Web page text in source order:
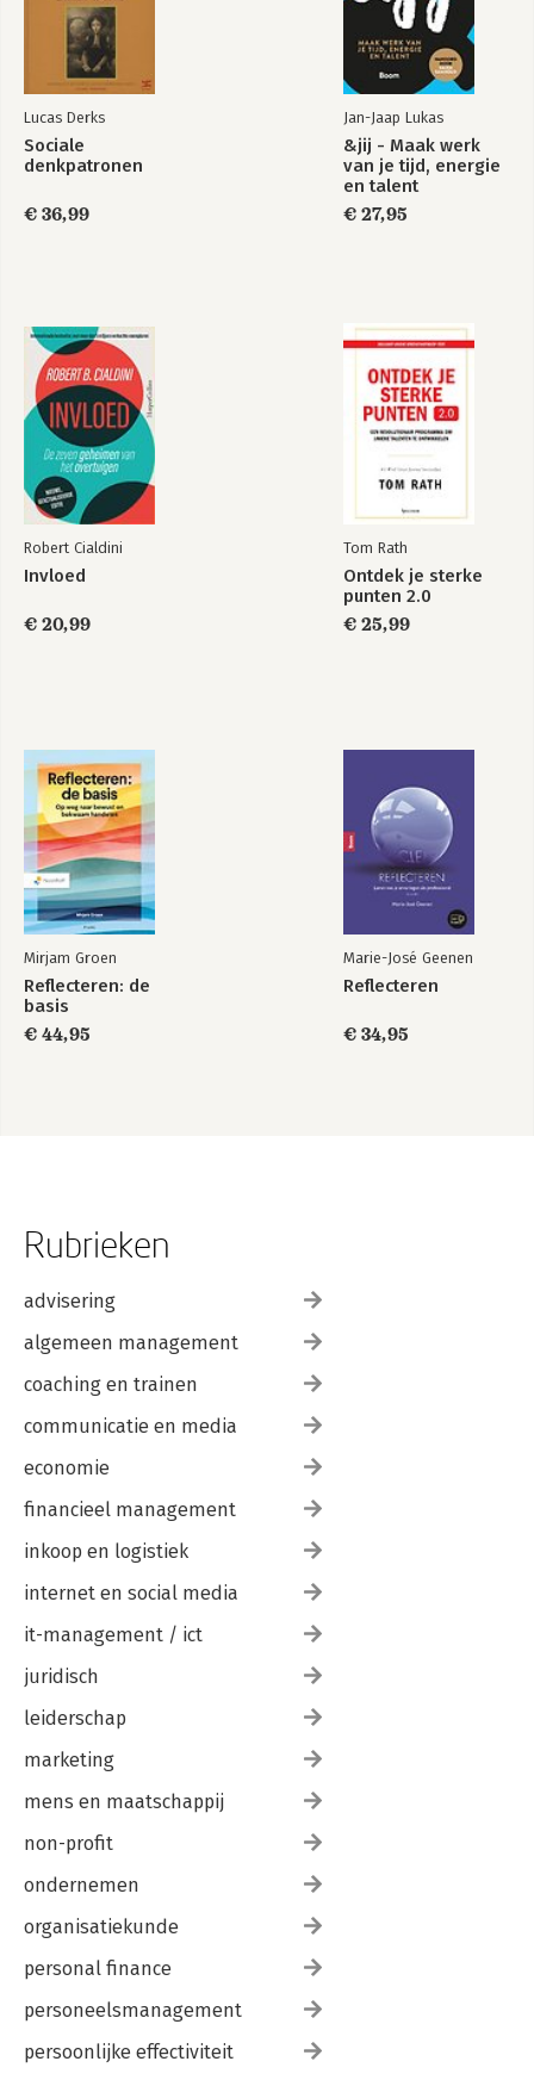
18. Classificatie en hiërarchie
19. Het sociale panorama
20. Modelleren
21. Metaforen
22. Placebo-effecten
24. Diagnostiek
25. Interculturele prangmagie
26. Kritiek op NLP
27. De ijsduikers
Begrippenlijst
Literatuur
NLP-opleidingen en -workshops
Lucas Derks
Sociale
denkpatronen
€ 36,99
Jan-Jaap Lukas
&jij - Maak werk
van je tijd, energie
en talent
€ 27,95
Robert Cialdini
Invloed
€ 20,99
Tom Rath
Ontdek je sterke
punten 2.0
€ 25,99
Mirjam Groen
Reflecteren: de
basis
€ 44,95
Marie-José Geenen
Reflecteren
€ 34,95
Rubrieken
advisering
algemeen management
coaching en trainen
communicatie en media
economie
financieel management
inkoop en logistiek
internet en social media
it-management / ict
juridisch
leiderschap
marketing
mens en maatschappij
non-profit
ondernemen
organisatiekunde
personal finance
personeelsmanagement
persoonlijke effectiviteit